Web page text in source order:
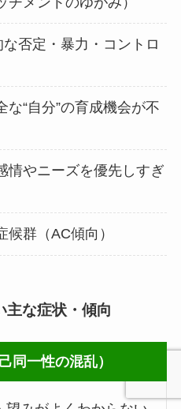
否定・暴力・コントロ
な“自分”の育成機会が不
情やニーズを優先しすぎ
群（AC傾向）
主な症状・傾向
同一性の混乱）